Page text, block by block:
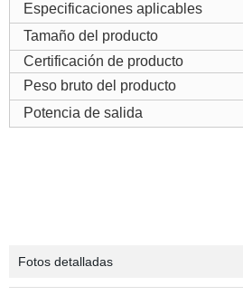
Especificaciones aplicables
Tamaño del producto
Certificación de producto
Peso bruto del producto
Potencia de salida
Fotos detalladas